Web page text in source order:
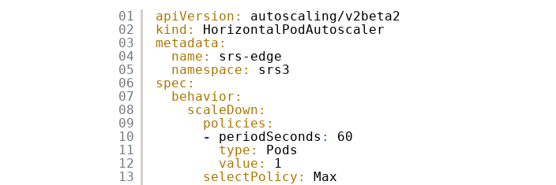
01
02
03
04
05
06
07
08
09
10
11
12
13
apiVersion:
autoscaling/v2beta2​
kind:
HorizontalPodAutoscaler​
metadata:
name:
srs-edge​
namespace:
srs3​
spec:
behavior:
scaleDown:
policies:
-
periodSeconds :
60​
type:
Pods​
value:
1​
selectPolicy:
Max​